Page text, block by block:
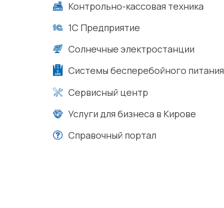
Контрольно-кассовая техника
1С Предприятие
Солнечные электростанции
Системы бесперебойного питания
Сервисный центр
Услуги для бизнеса в Кирове
Справочный портал